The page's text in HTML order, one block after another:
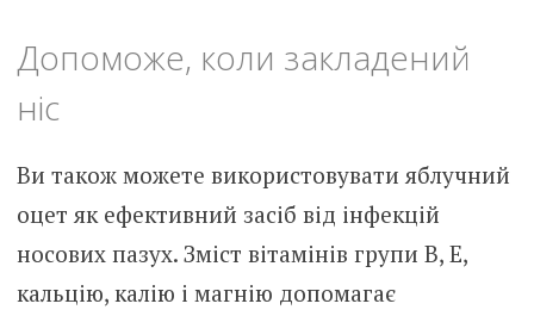
Допоможе, коли закладений
ніс
Ви також можете використовувати яблучний
оцет як ефективний засіб від інфекцій
носових пазух. Зміст вітамінів групи B, E,
кальцію, калію і магнію допомагає